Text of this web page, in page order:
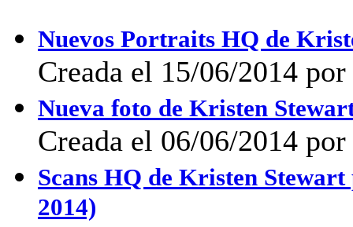
Nuevos Portraits HQ de
Creada el 15/06/2014
Nueva foto de Kristen
Creada el 06/06/2014
Scans HQ de Kristen
2014)